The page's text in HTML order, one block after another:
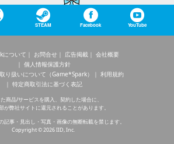
STEAM Facebook YouTube
について お問合せ 広告掲載
会社概要
個人情報保護方針
り扱いについて（Game*Spark）
利用規約
特定商取引法に基づく表記
商品/サービスを購入、契約した場合に、
が弊社サイトに還元されることがあります。
記事・見出し・写真・画像の無断転載を禁じます。
Copyright © 2026 IID, Inc.